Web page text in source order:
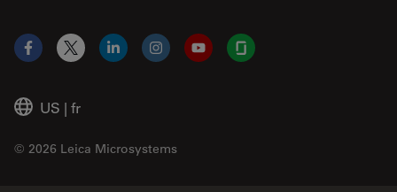
US | fr
© 2026 Leica Microsystems
Facebook
X LinkedInInstagramYouTubeGlassdoor